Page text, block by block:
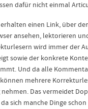
dafür nicht einmal
einen Link, über
ansehen, lektorieren
wird immer der
sowie der konkrete
Und da alle
mehrere
nehmen. Das vermeidet
sich manche Dinge